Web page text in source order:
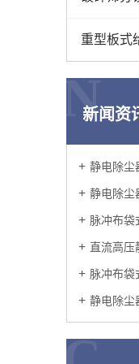
重型板式
新闻资
N
静电除尘
静电除尘器大力
脉冲布袋式除
直流高压静电除
脉冲布袋
静电除尘